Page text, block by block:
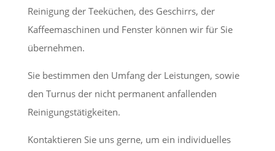
Reinigung der Teeküchen, des Geschirrs, der
Kaffeemaschinen und Fenster können wir für Sie
übernehmen.
Sie bestimmen den Umfang der Leistungen, sowie
den Turnus der nicht permanent anfallenden
Reinigungstätigkeiten.
Kontaktieren Sie uns gerne, um ein individuelles